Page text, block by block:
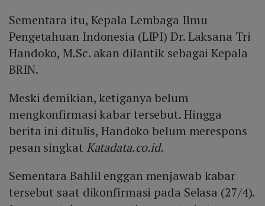
Sementara itu, Kepala Lembaga Ilmu
Pengetahuan Indonesia (LIPI) Dr. Laksana Tri
Handoko, M.Sc. akan dilantik sebagai Kepala
BRIN.
Meski demikian, ketiganya belum
mengkonfirmasi kabar tersebut. Hingga
berita ini ditulis, Handoko belum merespons
pesan singkat Katadata.co.id.
Sementara Bahlil enggan menjawab kabar
tersebut saat dikonfirmasi pada Selasa (27/4).